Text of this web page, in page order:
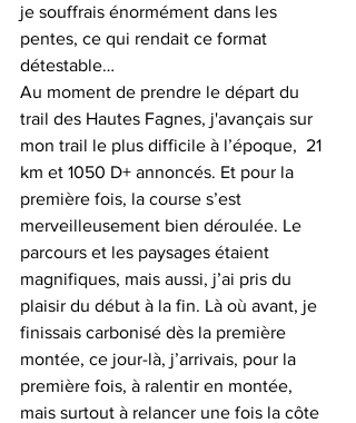
je souffrais énormément dans les
pentes, ce qui rendait ce format
détestable…
Au moment de prendre le départ du
trail des Hautes Fagnes, j'avançais sur
mon trail le plus difficile à l’époque,  21
km et 1050 D+ annoncés. Et pour la
première fois, la course s’est
merveilleusement bien déroulée. Le
parcours et les paysages étaient
magnifiques, mais aussi, j’ai pris du
plaisir du début à la fin. Là où avant, je
finissais carbonisé dès la première
montée, ce jour-là, j’arrivais, pour la
première fois, à ralentir en montée,
mais surtout à relancer une fois la côte